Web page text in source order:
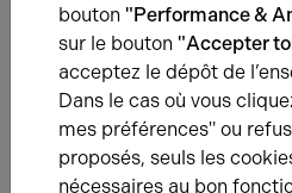
bouton "Performance &
sur le bouton "Accepter
acceptez le dépôt de
Dans le cas où vous
mes préférences" ou
proposés, seuls les
nécessaires au bon